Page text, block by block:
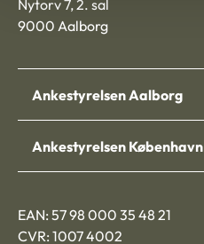
Nytorv 7, 2. sal
9000 Aalborg
Ankestyrelsen Aalborg
Ankestyrelsen København
EAN: 57 98 000 35 48 21
CVR: 1007 4002